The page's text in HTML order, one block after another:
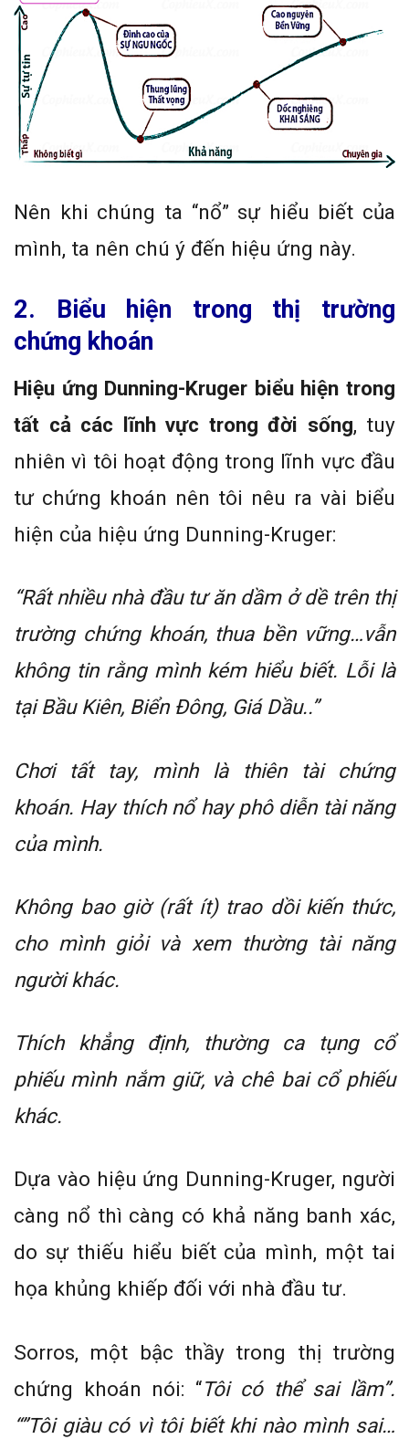
Nên khi chúng ta “nổ” sự hiểu biết của
mình, ta nên chú ý đến hiệu ứng này.
2. Biểu hiện trong thị trường
chứng khoán
Hiệu ứng Dunning-Kruger biểu hiện trong
tất cả các lĩnh vực trong đời sống, tuy
nhiên vì tôi hoạt động trong lĩnh vực đầu
tư chứng khoán nên tôi nêu ra vài biểu
hiện của hiệu ứng Dunning-Kruger:
“Rất nhiều nhà đầu tư ăn dầm ở dề trên thị
trường chứng khoán, thua bền vững…vẫn
không tin rằng mình kém hiểu biết. Lỗi là
tại Bầu Kiên, Biển Đông, Giá Dầu..”
Chơi tất tay, mình là thiên tài chứng
khoán. Hay thích nổ hay phô diễn tài năng
của mình.
Không bao giờ (rất ít) trao dồi kiến thức,
cho mình giỏi và xem thường tài năng
người khác.
Thích khẳng định, thường ca tụng cổ
phiếu mình nắm giữ, và chê bai cổ phiếu
khác.
Dựa vào hiệu ứng Dunning-Kruger, người
càng nổ thì càng có khả năng banh xác,
do sự thiếu hiểu biết của mình, một tai
họa khủng khiếp đối với nhà đầu tư.
Sorros, một bậc thầy trong thị trường
chứng khoán nói: “Tôi có thể sai lầm”.
“”Tôi giàu có vì tôi biết khi nào mình sai…